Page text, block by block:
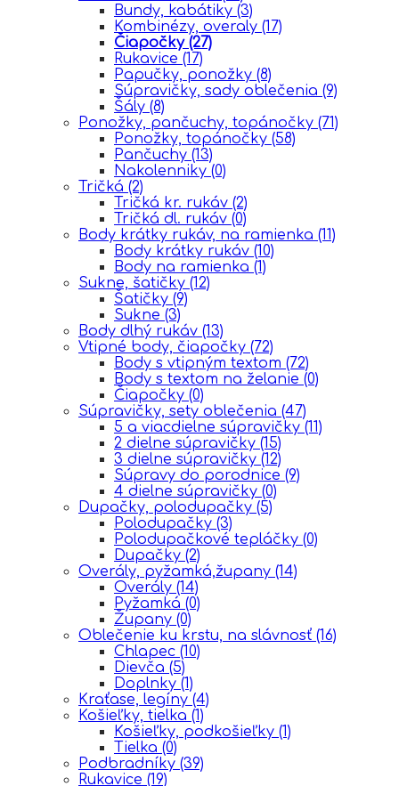
Bundy, kabátiky (3)
Kombinézy, overaly (17)
Čiapočky (27)
Rukavice (17)
Papučky, ponožky (8)
Súpravičky, sady oblečenia (9)
Šály (8)
Ponožky, pančuchy, topánočky (71)
Ponožky, topánočky (58)
Pančuchy (13)
Nakolenniky (0)
Tričká (2)
Tričká kr. rukáv (2)
Tričká dl. rukáv (0)
Body krátky rukáv, na ramienka (11)
Body krátky rukáv (10)
Body na ramienka (1)
Sukne, šatičky (12)
Šatičky (9)
Sukne (3)
Body dlhý rukáv (13)
Vtipné body, čiapočky (72)
Body s vtipným textom (72)
Body s textom na želanie (0)
Čiapočky (0)
Súpravičky, sety oblečenia (47)
5 a viacdielne súpravičky (11)
2 dielne súpravičky (15)
3 dielne súpravičky (12)
Súpravy do porodnice (9)
4 dielne súpravičky (0)
Dupačky, polodupačky (5)
Polodupačky (3)
Polodupačkové tepláčky (0)
Dupačky (2)
Overály, pyžamká,župany (14)
Overály (14)
Pyžamká (0)
Župany (0)
Oblečenie ku krstu, na slávnosť (16)
Chlapec (10)
Dievča (5)
Doplnky (1)
Kraťase, legíny (4)
Košieľky, tielka (1)
Košieľky, podkošieľky (1)
Tielka (0)
Podbradníky (39)
Rukavice (19)